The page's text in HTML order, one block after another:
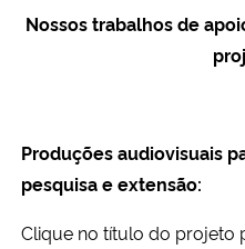
Ministério da Agricultura, Pecuária e
Ministério da Cidadania
Nossos trabalhos de
Produções audiovisuais
pesquisa e extensão:
Clique no título do projeto